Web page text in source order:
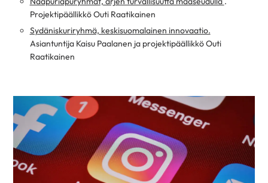
Projektipäällikkö Outi Raatikainen
Sydäniskuriryhmä, keskisuomalainen innovaatio.
Asiantuntija Kaisu Paalanen ja projektipäällikkö Outi
Raatikainen